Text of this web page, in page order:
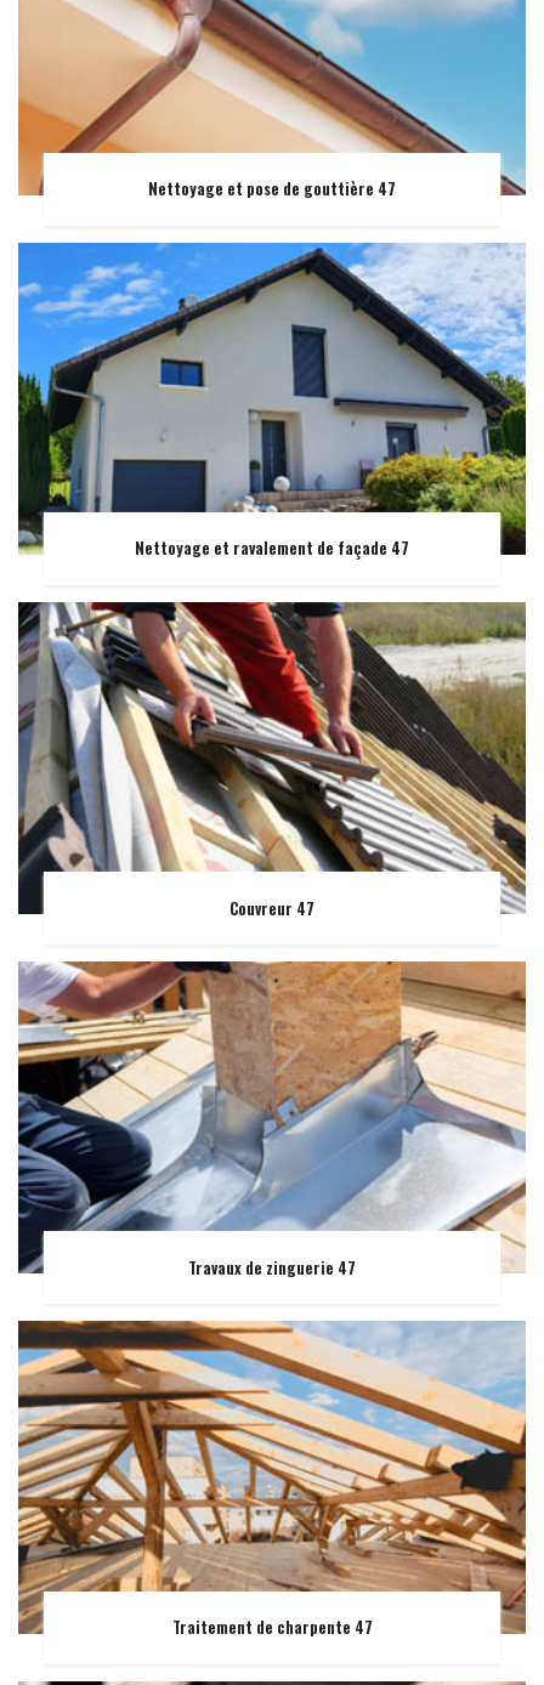
Nettoyage et pose de gouttière 47
Nettoyage et ravalement de façade 47
Couvreur 47
Travaux de zinguerie 47
Traitement de charpente 47